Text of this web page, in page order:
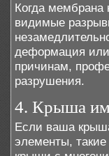
Когда мембрана
видимые
деформация или
причинам,
разрушения.
4. Крыша
Если ваша
элементы,